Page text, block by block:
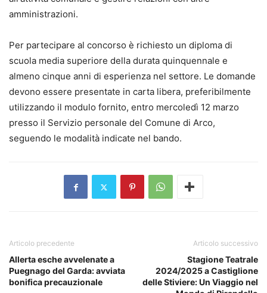
amministrazioni.
Per partecipare al concorso è richiesto un diploma di
scuola media superiore della durata quinquennale e
almeno cinque anni di esperienza nel settore. Le domande
devono essere presentate in carta libera, preferibilmente
utilizzando il modulo fornito, entro mercoledì 12 marzo
presso il Servizio personale del Comune di Arco,
seguendo le modalità indicate nel bando.
Articolo precedente
Allerta esche avvelenate a
Puegnago del Garda: avviata
bonifica precauzionale
Articolo successivo
Stagione Teatrale
2024/2025 a Castiglione
delle Stiviere: Un Viaggio nel